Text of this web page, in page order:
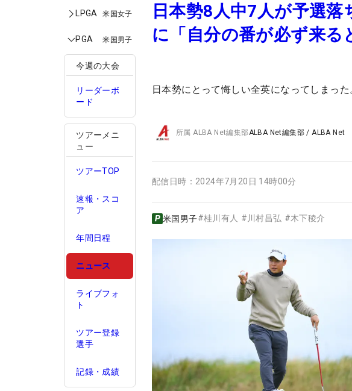
LPGA 米国女子
PGA 米国男子
今週の大会
リーダーボ
ード
ツアーメニ
ュー
ツアーTOP
速報・スコ
ア
年間日程
ニュース
ライブフォ
ト
ツアー登録
選手
記録・成績
日本勢8人中7人が予選
に「自分の番が必ず来る
日本勢にとって悔しい全英になってしまった
所属ALBA Net編集部ALBA Net編集部 /ALBA Net
配信日時： 2024年7月20日 14時00分
米国男子#桂川有人 # 川村昌弘 #木下稜介